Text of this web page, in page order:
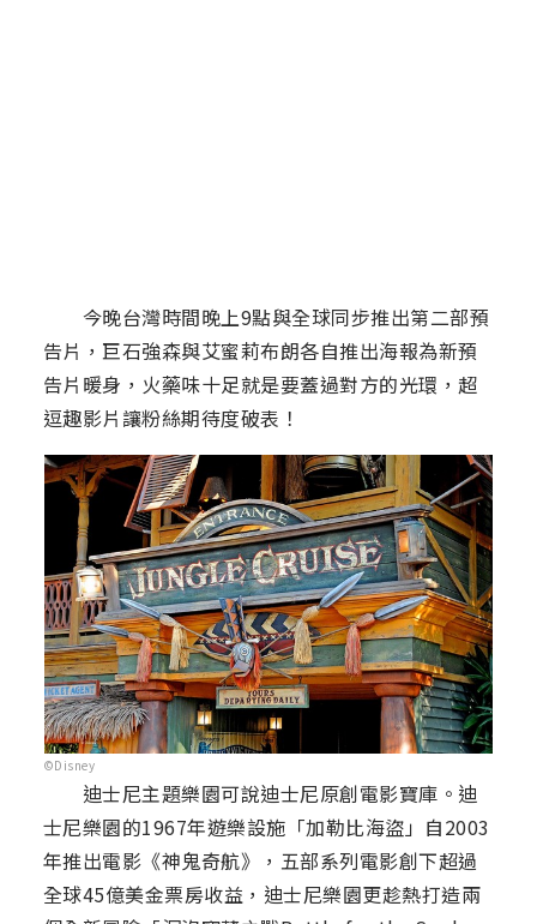
今晚台灣時間晚上9點與全球同步推出第二部預
告片，巨石強森與艾蜜莉布朗各自推出海報為新預
告片暖身，火藥味十足就是要蓋過對方的光環，超
逗趣影片讓粉絲期待度破表！
©Disney
迪士尼主題樂園可說迪士尼原創電影寶庫。迪
士尼樂園的1967年遊樂設施「加勒比海盜」自2003
年推出電影《神鬼奇航》，五部系列電影創下超過
全球45億美金票房收益，迪士尼樂園更趁熱打造兩